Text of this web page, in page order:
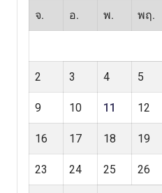
จ. อ. พ. พฤ.
2 3 4 5
9 10 11 12
16 17 18 19
23 24 25 26